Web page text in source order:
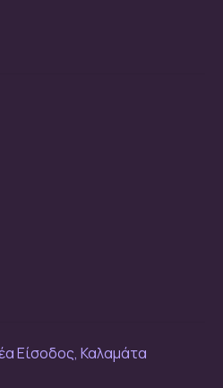
Είσοδος, Καλαμάτα